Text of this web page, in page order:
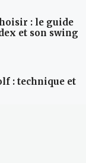
: le guide
et son swing
: technique et